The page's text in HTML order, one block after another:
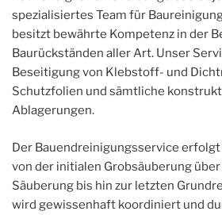
spezialisiertes Team für
besitzt bewährte Kompetenz in der
Baurückständen aller Art. Unser
Beseitigung von Klebstoff- und
Schutzfolien und sämtliche
Ablagerungen.
Der Bauendreinigungsservice
von der initialen Grobsäuberung über
Säuberung bis hin zur letzten
wird gewissenhaft koordiniert und